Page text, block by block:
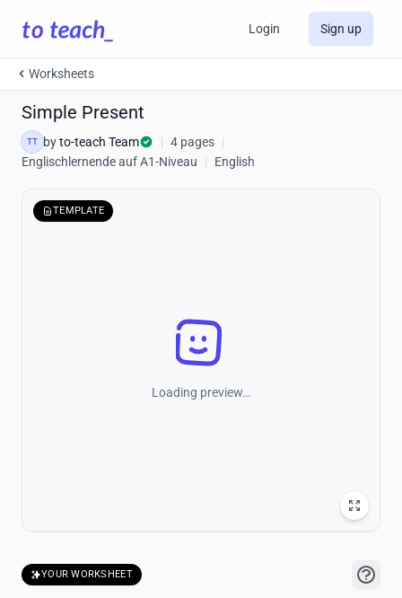
Login Sign up
Worksheets
Simple Present
TT byto-teach Team | 4 pages |
Englischlernende auf A1-Niveau
| English
TEMPLATE
Loading preview…
YOUR WORKSHEET